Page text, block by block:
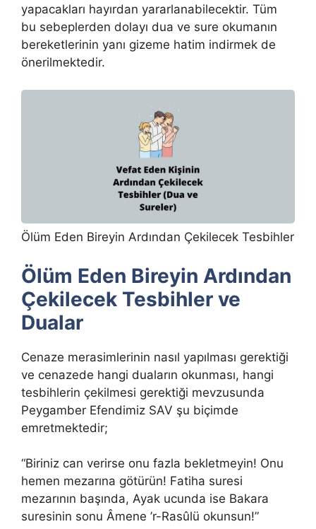
yapacakları hayırdan yararlanabilecektir. Tüm
bu sebeplerden dolayı dua ve sure okumanın
bereketlerinin yanı gizeme hatim indirmek de
önerilmektedir.
Ölüm Eden Bireyin Ardından Çekilecek Tesbihler
Ölüm Eden Bireyin Ardından
Çekilecek Tesbihler ve
Dualar
Cenaze merasimlerinin nasıl yapılması gerektiği
ve cenazede hangi duaların okunması, hangi
tesbihlerin çekilmesi gerektiği mevzusunda
Peygamber Efendimiz SAV şu biçimde
emretmektedir;
“Biriniz can verirse onu fazla bekletmeyin! Onu
hemen mezarına götürün! Fatiha suresi
mezarının başında, Ayak ucunda ise Bakara
suresinin sonu Âmene ’r-Rasûlü okunsun!”